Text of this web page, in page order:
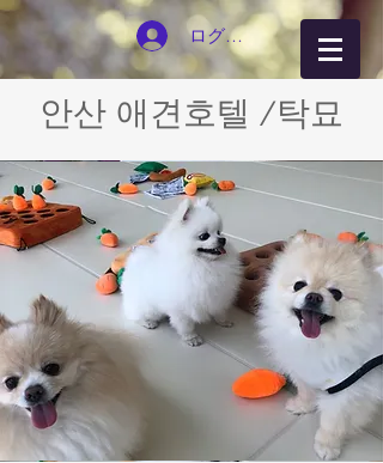
ログイン
안산 애견호텔 /탁묘